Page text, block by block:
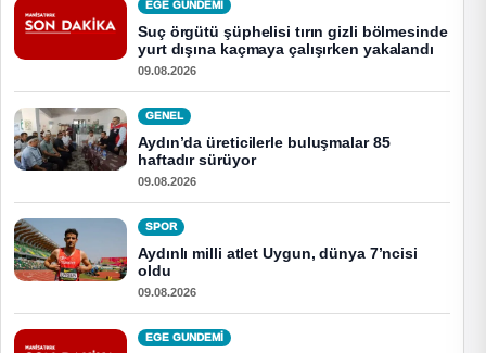
EGE GUNDEMİ
Suç örgütü şüphelisi tırın gizli bölmesinde
yurt dışına kaçmaya çalışırken yakalandı
09.08.2026
GENEL
Aydın’da üreticilerle buluşmalar 85
haftadır sürüyor
09.08.2026
SPOR
Aydınlı milli atlet Uygun, dünya 7’ncisi
oldu
09.08.2026
EGE GUNDEMİ